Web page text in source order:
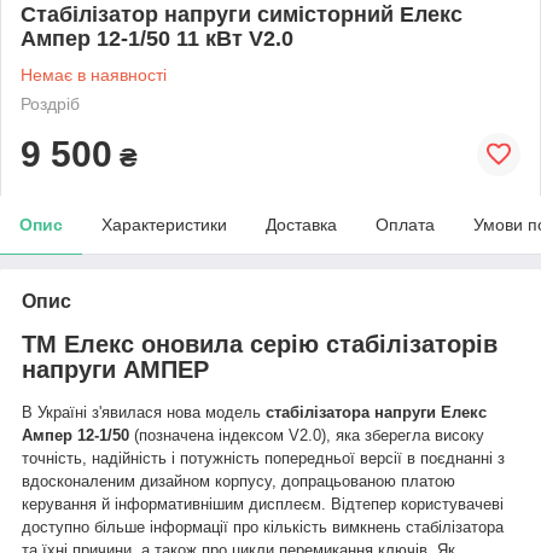
Стабілізатор напруги симісторний Елекс
Ампер 12-1/50 11 кВт V2.0
Немає в наявності
Роздріб
9 500 ₴
Опис Характеристики Доставка Оплата Умови
Опис
ТМ Елекс оновила серію стабілізаторів
напруги АМПЕР
В Україні з'явилася нова модель стабілізатора напруги Елекс
Ампер 12-1/50 (позначена індексом V2.0), яка зберегла високу
точність, надійність і потужність попередньої версії в поєднанні з
вдосконаленим дизайном корпусу, допрацьованою платою
керування й інформативнішим дисплеєм. Відтепер користувачеві
доступно більше інформації про кількість вимкнень стабілізатора